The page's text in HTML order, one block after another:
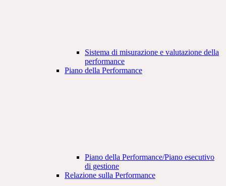
Sistema di misurazione e valutazione della
performance
Piano della Performance
Piano della Performance/Piano esecutivo
di gestione
Relazione sulla Performance